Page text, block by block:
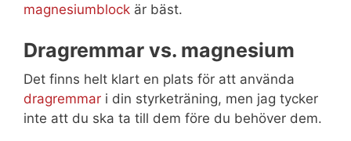
magnesiumblock är bäst.
Dragremmar vs. magnesium
Det finns helt klart en plats för att använda
dragremmar i din styrketräning, men jag tycker
inte att du ska ta till dem före du behöver dem.